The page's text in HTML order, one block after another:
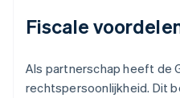
Fiscale
Als partnerschap heeft de
rechtspersoonlijkheid. Dit